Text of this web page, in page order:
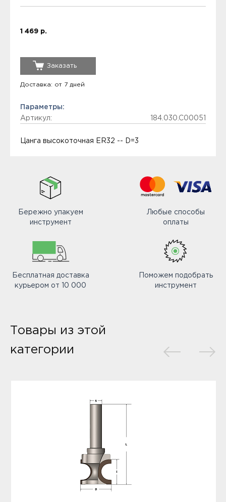
1 469 р.
Заказать
Доставка: от 7 дней
Параметры:
Артикул:
184.030.C00051
Цанга высокоточная ER32 -- D=3
Бережно упакуем
инструмент
Любые способы
оплаты
Бесплатная доставка
курьером от 10 000
Поможем подобрать
инструмент
Товары из этой
категории